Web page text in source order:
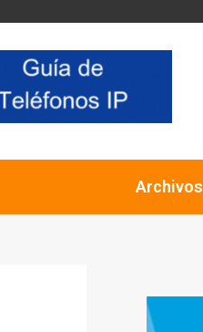
Archivos